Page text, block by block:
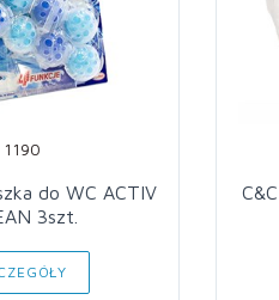
1190
do WC ACTIV
3szt.
C&C Papier toaletowy JUMBO